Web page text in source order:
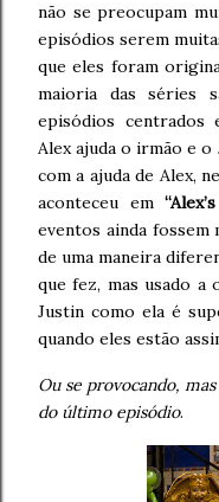
não se preocupam
episódios serem
que eles foram
maioria das séries
episódios centrados
Alex ajuda o irmão e
com a ajuda de Alex,
aconteceu em
eventos ainda fossem
de uma maneira
que fez, mas usado
Justin como ela é
quando eles estão
Ou se provocando,
do último episódio.